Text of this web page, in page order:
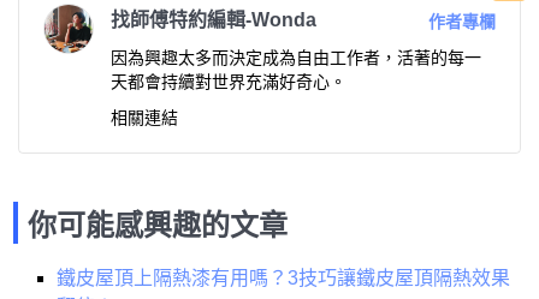
找師傅特約編輯-Wonda
作者專欄
因為興趣太多而決定成為自由工作者，活著的每一
天都會持續對世界充滿好奇心。
相關連結
你可能感興趣的文章
鐵皮屋頂上隔熱漆有用嗎？3技巧讓鐵皮屋頂隔熱效果